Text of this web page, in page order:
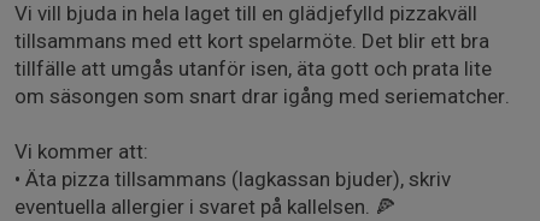
Vi vill bjuda in hela laget till en glädjefylld pizzakväll
tillsammans med ett kort spelarmöte. Det blir ett bra
tillfälle att umgås utanför isen, äta gott och prata lite
om säsongen som snart drar igång med seriematcher.
Vi kommer att:
• Äta pizza tillsammans (lagkassan bjuder), skriv
eventuella allergier i svaret på kallelsen. 🍕